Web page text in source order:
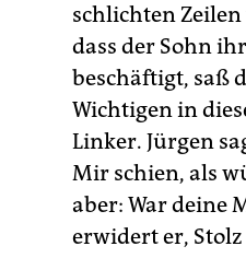
schlichten
dass der Sohn
beschäftigt, saß
Wichtigen in
Linker. Jürgen
Mir schien, als
aber: War deine
erwidert er,